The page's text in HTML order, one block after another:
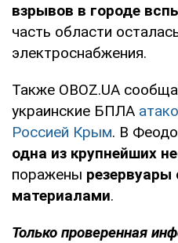
взрывов в городе
часть области
электроснабжения.
Также OBOZ.UA
украинские БПЛА
Россией Крым. В
одна из крупнейших
поражены
материалами.
Только проверенная